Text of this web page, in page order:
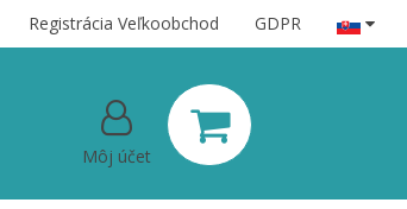
Registrácia Veľkoobchod GDPR
Môj účet